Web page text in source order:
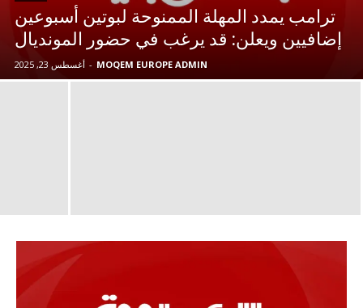
ترامب يمدد المهلة الممنوحة لبوتين أسبوعين
إضافيين ويعلن: قد يرغب في حضور المونديال
MOQEM EUROPE ADMIN
- أغسطس 23, 2025